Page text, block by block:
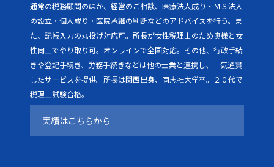
通常の税務顧問のほか、経営のご相談、医療法人成り・ＭＳ法人
の設立・個人成り・医院承継の判断などのアドバイスを行う。ま
た、記帳入力の丸投げ対応可。所長が女性税理士のため奥様と女
性同士でやり取り可。オンラインで全国対応。その他、行政手続
きや登記手続き、労務手続きなどは他の士業と連携し、一気通貫
したサービスを提供。所長は関西出身、同志社大学卒。２０代で
税理士試験合格。
実績はこちらから